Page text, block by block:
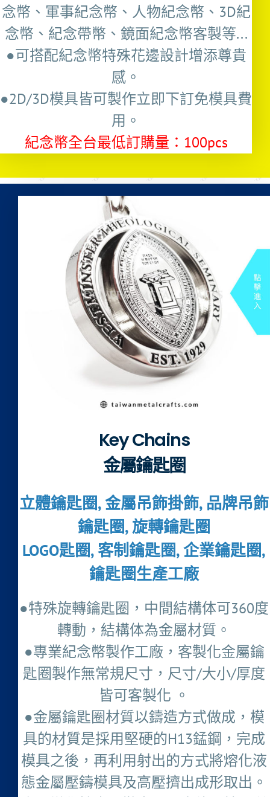
念幣、軍事紀念幣、人物紀念幣、3D紀
念幣、紀念帶幣、鏡面紀念幣客製等...
●可搭配紀念幣特殊花邊設計增添尊貴
感。
●2D/3D模具皆可製作立即下訂免模具費
用。
紀念幣全台最低訂購量：100pcs
Key Chains
金屬鑰匙圈
立體鑰匙圈, 金屬吊飾掛飾, 品牌吊飾
鑰匙圈, 旋轉鑰匙圈
LOGO匙圈, 客制鑰匙圈, 企業鑰匙圈,
鑰匙圈生產工廠
●特殊旋轉鑰匙圈，中間結構体可360度
轉動，結構体為金屬材質。
●專業紀念幣製作工廠，客製化金屬鑰
匙圈製作無常規尺寸，尺寸/大小/厚度
皆可客製化 。
●金屬鑰匙圈材質以鑄造方式做成，模
具的材質是採用堅硬的H13錳鋼，完成
模具之後，再利用射出的方式將熔化液
態金屬壓鑄模具及高壓擠出成形取出。